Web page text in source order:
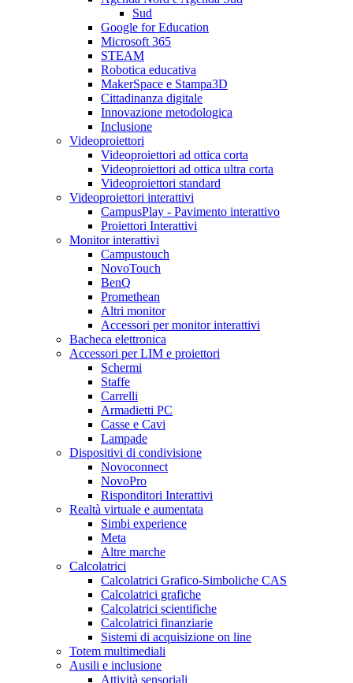
Sud
Google for Education
Microsoft 365
STEAM
Robotica educativa
MakerSpace e Stampa3D
Cittadinanza digitale
Innovazione metodologica
Inclusione
Videoproiettori
Videoproiettori ad ottica corta
Videoproiettori ad ottica ultra corta
Videoproiettori standard
Videoproiettori interattivi
CampusPlay - Pavimento interattivo
Proiettori Interattivi
Monitor interattivi
Campustouch
NovoTouch
BenQ
Promethean
Altri monitor
Accessori per monitor interattivi
Bacheca elettronica
Accessori per LIM e proiettori
Schermi
Staffe
Carrelli
Armadietti PC
Casse e Cavi
Lampade
Dispositivi di condivisione
Novoconnect
NovoPro
Risponditori Interattivi
Realtà virtuale e aumentata
Simbi experience
Meta
Altre marche
Calcolatrici
Calcolatrici Grafico-Simboliche CAS
Calcolatrici grafiche
Calcolatrici scientifiche
Calcolatrici finanziarie
Sistemi di acquisizione on line
Totem multimediali
Ausili e inclusione
Attività sensoriali